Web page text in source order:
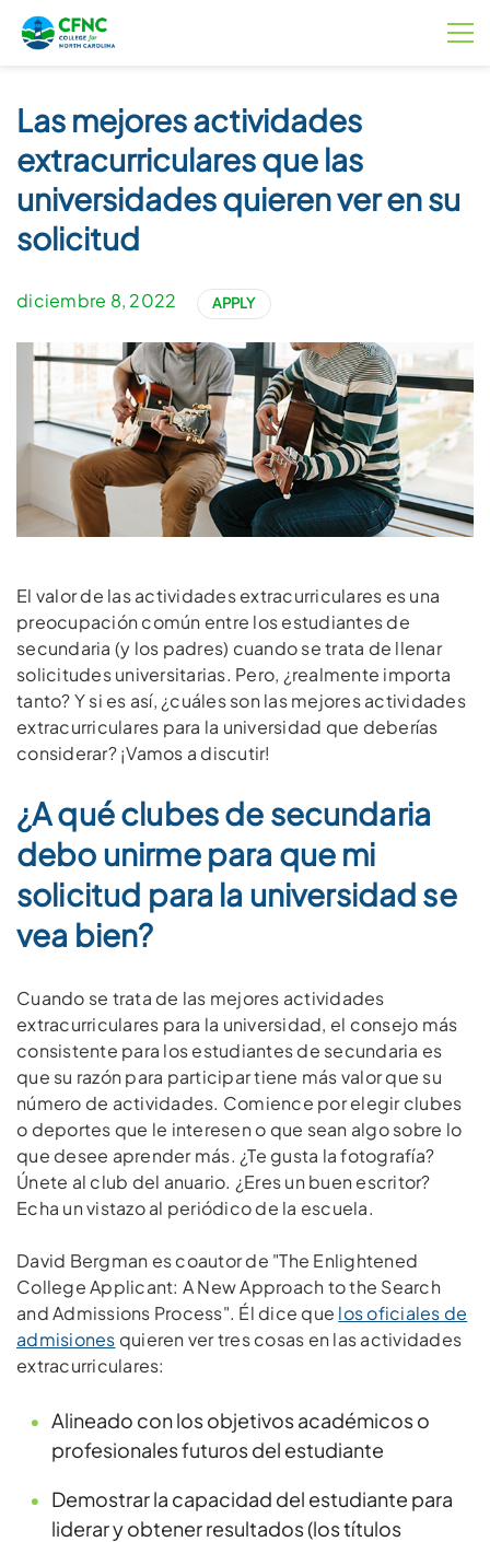
Las mejores actividades
extracurriculares que las
universidades quieren ver en su
solicitud
diciembre 8, 2022 APPLY
El valor de las actividades extracurriculares es una
preocupación común entre los estudiantes de
secundaria (y los padres) cuando se trata de llenar
solicitudes universitarias. Pero, ¿realmente importa
tanto? Y si es así, ¿cuáles son las mejores actividades
extracurriculares para la universidad que deberías
considerar? ¡Vamos a discutir!
¿A qué clubes de secundaria
debo unirme para que mi
solicitud para la universidad se
vea bien?
Cuando se trata de las mejores actividades
extracurriculares para la universidad, el consejo más
consistente para los estudiantes de secundaria es
que su razón para participar tiene más valor que su
número de actividades. Comience por elegir clubes
o deportes que le interesen o que sean algo sobre lo
que desee aprender más. ¿Te gusta la fotografía?
Únete al club del anuario. ¿Eres un buen escritor?
Echa un vistazo al periódico de la escuela.
David Bergman es coautor de "The Enlightened
College Applicant: A New Approach to the Search
and Admissions Process". Él dice que los oficiales de
admisiones quieren ver tres cosas en las actividades
extracurriculares:
Alineado con los objetivos académicos o
profesionales futuros del estudiante
Demostrar la capacidad del estudiante para
liderar y obtener resultados (los títulos